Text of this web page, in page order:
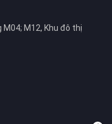
M12, Khu đô thị